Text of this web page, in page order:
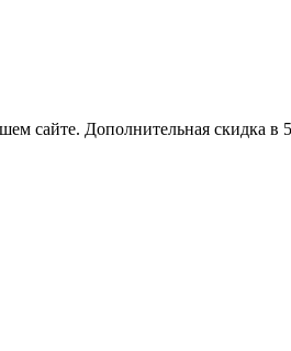
сайте. Дополнительная скидка в